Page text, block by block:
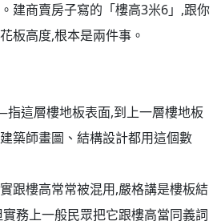
。建商賣房子寫的「樓高3米6」,跟你
板高度,根本是兩件事。
這層樓地板表面,到上一層樓地板
築師畫圖、結構設計都用這個數
樓高常常被混用,嚴格講是樓板結
務上一般民眾把它跟樓高當同義詞